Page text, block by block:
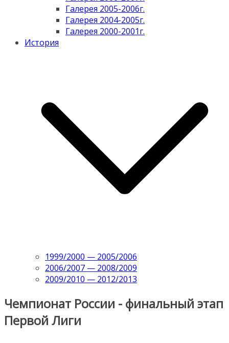
Галерея 2005-2006г.
Галерея 2004-2005г.
Галерея 2000-2001г.
История
1999/2000 — 2005/2006
2006/2007 — 2008/2009
2009/2010 — 2012/2013
Чемпионат России - финальный этап
Первой Лиги